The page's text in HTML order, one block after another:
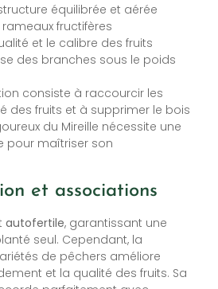
équilibrée et aérée
rameaux fructifères
et le calibre des fruits
des branches sous le poids
consiste à raccourcir les
des fruits et à supprimer le bois
du Mireille nécessite une
pour maîtriser son
et associations
autofertile, garantissant une
seul. Cependant, la
de pêchers améliore
et la qualité des fruits. Sa